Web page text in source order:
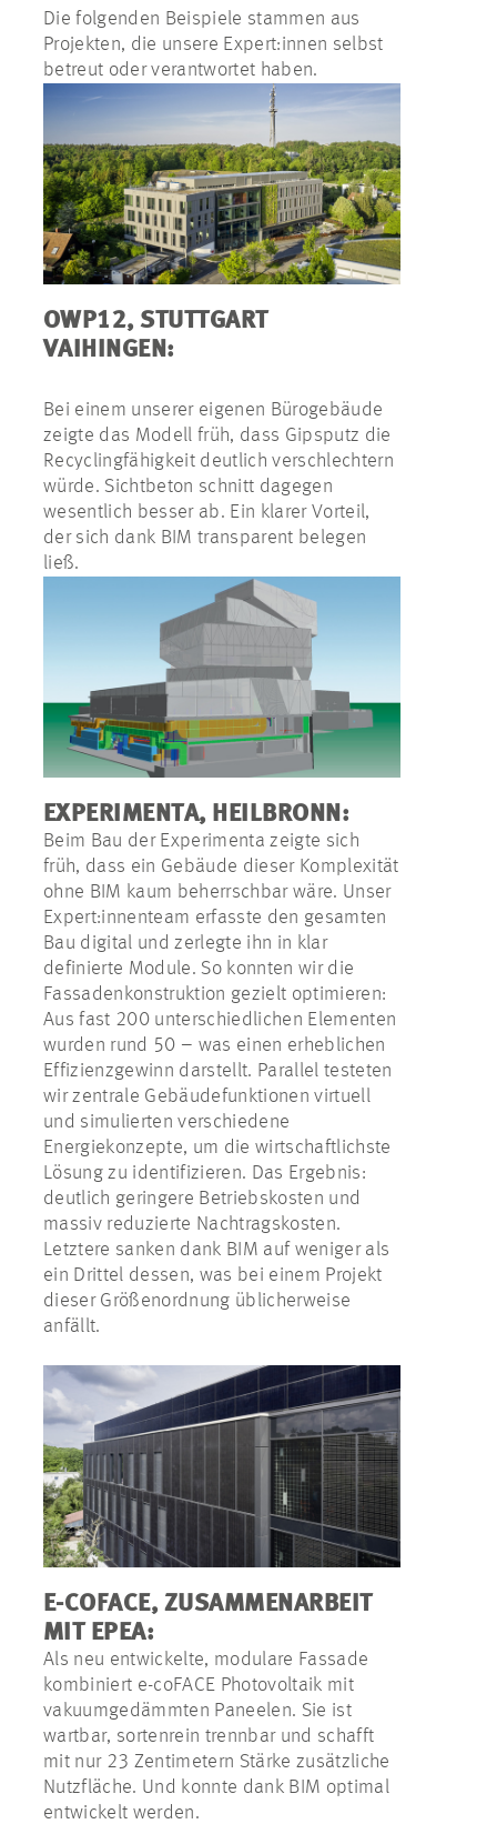
Die folgenden Beispiele stammen aus
Projekten, die unsere Expert:innen selbst
betreut oder verantwortet haben.
OWP12, STUTTGART
VAIHINGEN:
Bei einem unserer eigenen Bürogebäude
zeigte das Modell früh, dass Gipsputz die
Recyclingfähigkeit deutlich verschlechtern
würde. Sichtbeton schnitt dagegen
wesentlich besser ab. Ein klarer Vorteil,
der sich dank BIM transparent belegen
ließ.
EXPERIMENTA, HEILBRONN:
Beim Bau der Experimenta zeigte sich
früh, dass ein Gebäude dieser Komplexität
ohne BIM kaum beherrschbar wäre. Unser
Expert:innenteam erfasste den gesamten
Bau digital und zerlegte ihn in klar
definierte Module. So konnten wir die
Fassadenkonstruktion gezielt optimieren:
Aus fast 200 unterschiedlichen Elementen
wurden rund 50 – was einen erheblichen
Effizienzgewinn darstellt. Parallel testeten
wir zentrale Gebäudefunktionen virtuell
und simulierten verschiedene
Energiekonzepte, um die wirtschaftlichste
Lösung zu identifizieren. Das Ergebnis:
deutlich geringere Betriebskosten und
massiv reduzierte Nachtragskosten.
Letztere sanken dank BIM auf weniger als
ein Drittel dessen, was bei einem Projekt
dieser Größenordnung üblicherweise
anfällt.
E-COFACE, ZUSAMMENARBEIT
MIT EPEA:
Als neu entwickelte, modulare Fassade
kombiniert e-coFACE Photovoltaik mit
vakuumgedämmten Paneelen. Sie ist
wartbar, sortenrein trennbar und schafft
mit nur 23 Zentimetern Stärke zusätzliche
Nutzfläche. Und konnte dank BIM optimal
entwickelt werden.